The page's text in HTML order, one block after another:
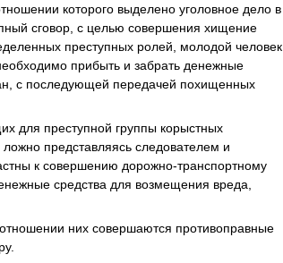
которого выделено уголовное дело в
сговор, с целью совершения хищение
преступных ролей, молодой человек
прибыть и забрать денежные
с последующей передачей похищенных
для преступной группы корыстных
представляясь следователем и
к совершению дорожно-транспортному
средства для возмещения вреда,
них совершаются противоправные